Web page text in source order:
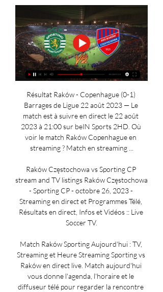
Résultat Raków - Copenhague (0-1)
Barrages de Ligue 22 août 2023 — Le
match est à suivre en direct le 22 août
2023 à 21:00 sur beIN Sports 2HD. Où
voir le match Raków Copenhague en
streaming ? Match en streaming ...
Raków Częstochowa vs Sporting CP
stream and TV listings Raków Częstochowa
- Sporting CP - octobre 26, 2023 -
Streaming en direct et Programmes Télé,
Résultats en direct, Infos et Vidéos :: Live
Soccer TV.
Match Raków Sporting Aujourd'hui : TV,
Streaming et Heure Streaming Sporting vs
Raków en direct live. Match aujourd'hui
vous donne l'agenda, l'horaire et le
diffuseur télé pour regarder la rencontre